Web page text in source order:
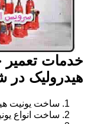
خدمات
هیدرولیک در
ساخت یونیت
ساخت انواع